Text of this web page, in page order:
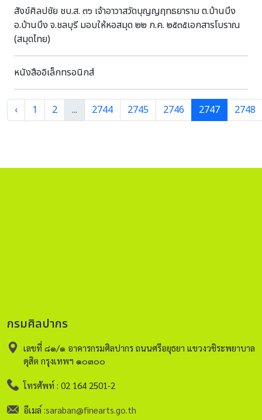
แรกนาขวัญ” อันเป็นพระราชพิธีที่มีความสำคัญยิ่งต่อการเพาะ
ปลูกข้าวของคนไทยมาแต่โบราณกาล เพื่อเป็นมิ่งมงคลและสร้าง
ขวัญกำลังใจแก่ชาวนาผู้ปลูกข้าว คนไทยถือว่า “พิธีแรกนา
ขวัญ” นี้ เป็นพิธีที่เป็นมงคลอย่างยิ่ง โดยจะมีชาวนาจากทั่ว
คนต่างก็มุ่งหวังจะได้เมล็ดข้าวมงคลซึ่งเป็นข้าวพันธุ์ดีที่ผ่านการ
คัดพันธุ์มาแล้ว กลับไปเป็นมิ่งขวัญแก่ผืนนาของตน เมื่อพิธีการ
เสร็จสิ้นก็ถือว่านิมิตรหมายอันดีแห่งการเพาะปลูกได้เริ่มต้นขึ้น
แล้ว ชาวนาที่ร่วมพิธีต่างก็กรูเข้าไปยังผืนนาศักดิ์สิทธิ์ กอบเอาดิน
๑๕.๒๐ เมตร ลักษณะเป็นอาคารเครื่องไม้ชั้นเดียวยกพื้นสูง มี
ผนังรูปสี่เหลี่ยมผืนผ้า ขนาด ๖x๑๕.๒๐ เมตร หลังคาทรงจั่วซ้อน
ลด ๒ ชั้น มุงด้วยแป้นเกร็ด (กระเบื้องไม้) ออกปีกนกคลุมโดย
รอบ ฝ้าเพดานเป็นกระดานแผ่นเรียบตีทับแนว พื้นปูด้วยไม้ เรือน
ประธานมีขนาด ๔ ห้อง ยกพื้นสูงและแบ่งกั้น ๑ ห้อง รอบ ๆ เรือน
มีบันไดขึ้น ๒ ข้างที่ด้านสกัด อาคารส่วนใหญ่ทาสีน้ำมันสีแดง
สังข์ศิลปชัย ชบ.ส. ๓๖ เจ้าอาวาสวัดบุญญฤทธยาราม ต.บ้านบึง
อ.บ้านบึง จ.ชลบุรี มอบให้หอสมุด ๒๒ ก.ค. ๒๕๓๕เอกสารโบราณ
(สมุดไทย)
หนังสืออิเล็กทรอนิกส์
‹ 1 2 ... 2744 2745 2746 2747 2748
กรมศิลปากร
เลขที่ ๘๑/๑ อาคารกรมศิลปากร ถนนศรีอยุธยา แขวงวชิระพยาบาล
ดุสิต กรุงเทพฯ ๑๐๓๐๐
โทรศัพท์ : 02 164 2501-2
อีเมล์ :saraban@finearts.go.th